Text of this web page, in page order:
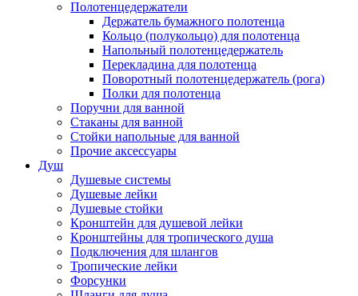
Полотенцедержатели
Держатель бумажного полотенца
Кольцо (полукольцо) для полотенца
Напольный полотенцедержатель
Перекладина для полотенца
Поворотный полотенцедержатель (рога)
Полки для полотенца
Поручни для ванной
Стаканы для ванной
Стойки напольные для ванной
Прочие аксессуары
Душ
Душевые системы
Душевые лейки
Душевые стойки
Кронштейн для душевой лейки
Кронштейны для тропического душа
Подключения для шлангов
Тропические лейки
Форсунки